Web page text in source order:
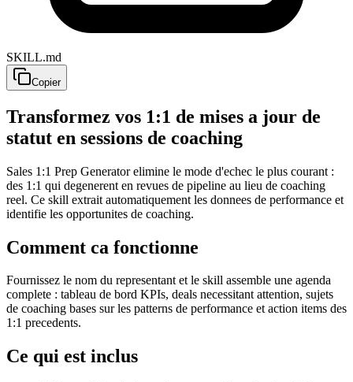
SKILL.md
Copier
Transformez vos 1:1 de mises a jour de
statut en sessions de coaching
Sales 1:1 Prep Generator elimine le mode d'echec le plus courant :
des 1:1 qui degenerent en revues de pipeline au lieu de coaching
reel. Ce skill extrait automatiquement les donnees de performance et
identifie les opportunites de coaching.
Comment ca fonctionne
Fournissez le nom du representant et le skill assemble une agenda
complete : tableau de bord KPIs, deals necessitant attention, sujets
de coaching bases sur les patterns de performance et action items des
1:1 precedents.
Ce qui est inclus